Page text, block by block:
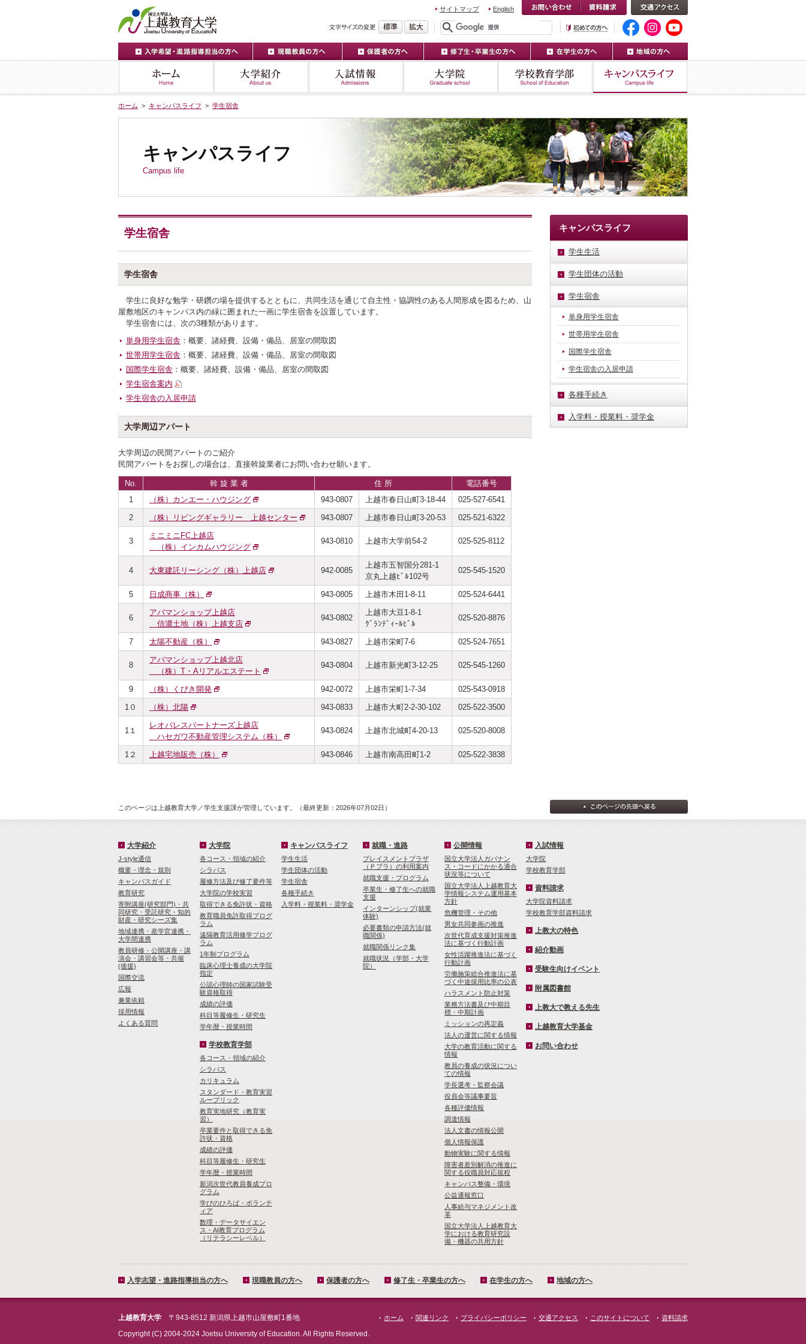
サイトマップ English
ホーム > キャンパスライフ > 学生宿舎
キャンパスライフ
Campus life
学生宿舎
学生宿舎
学生に良好な勉学・研鑽の場を提供するとともに、共同生活を通じて自主性・協調性のある人間形成を図るため、山
屋敷地区のキャンパス内の緑に囲まれた一画に学生宿舎を設置しています。
学生宿舎には、次の3種類があります。
単身用学生宿舎 ：概要、諸経費、設備・備品、居室の間取図
世帯用学生宿舎 ：概要、諸経費、設備・備品、居室の間取図
国際学生宿舎 ：概要、諸経費、設備・備品、居室の間取図
学生宿舎案内
学生宿舎の入居申請
大学周辺アパート
大学周辺の民間アパートのご紹介
民間アパートをお探しの場合は、直接斡旋業者にお問い合わせ願います。
No. 斡 旋 業 者 住 所
電話番号
1
（株）カンエー・ハウジング 943-0807 上越市春日山町3-18-44
025-527-6541
2
（株）リビングギャラリー 上越センター 943-0807 上越市春日山町3-20-53 025-521-6322
3
ミニミニFC上越店
（株）インカムハウジング
943-0810 上越市大学前54-2 025-525-8112
4 大東建託リーシング（株）上越店 942-0085
上越市五智国分281-1
京丸上越ﾋﾞﾙ102号
025-545-1520
5 日成商事（株） 943-0805 上越市木田1-8-11 025-524-6441
6
アパマンショップ上越店
信濃土地（株）上越支店
943-0802
上越市大豆1-8-1
ｸﾞﾗﾝﾃﾞｨｰﾙﾋﾞﾙ
025-520-8876
7 太陽不動産（株） 943-0827 上越市栄町7-6 025-524-7651
8
アパマンショップ上越北店
（株）T・Aリアルエステート
943-0804 上越市新光町3-12-25 025-545-1260
9 （株）くびき開発 942-0072 上越市栄町1-7-34
025-543-0918
1０
（株）北陽 943-0833 上越市大町2-2-30-102 025-522-3500
1１
レオパレスパートナーズ上越店
ハセガワ不動産管理システム（株）
943-0824 上越市北城町4-20-13 025-520-8008
1２ 上越宅地販売（株） 943-0846 上越市南高田町1-2 025-522-3838
キャンパスライフ
学生生活
学生団体の活動
学生宿舎
単身用学生宿舎
世帯用学生宿舎
国際学生宿舎
学生宿舎の入居申請
各種手続き
入学料・授業料・奨学金
このページは上越教育大学／学生支援課が管理しています。（最終更新：2026年07月02日）
大学紹介
J-style通信
概要・理念・規則
キャンパスガイド
教育研究
寄附講座(研究部門)・共
同研究・受託研究・知的
財産・研究シーズ集
地域連携・産学官連携・
大学間連携
教員研修・公開講座・講
演会・講習会等・共催
(後援)
国際交流
広報
兼業依頼
採用情報
よくある質問
大学院
各コース・領域の紹介
シラバス
履修方法及び修了要件等
大学院の学校実習
取得できる免許状・資格
教育職員免許取得プログ
ラム
遠隔教育活用修学プログ
ラム
1年制プログラム
臨床心理士養成の大学院
指定
公認心理師の国家試験受
験資格取得
成績の評価
科目等履修生・研究生
学年暦・授業時間
学校教育学部
各コース・領域の紹介
シラバス
カリキュラム
スタンダード・教育実習
ルーブリック
教育実地研究（教育実
習）
卒業要件と取得できる免
許状・資格
成績の評価
科目等履修生・研究生
学年暦・授業時間
新潟次世代教員養成プロ
グラム
学びのひろば・ボランテ
ィア
数理・­データサイ­エン
ス・A­I教育プロ­グラム
（リ­テラシーレ­ベル）
キャンパスライフ
学生生活
学生団体の活動
学生宿舎
各種手続き
入学料・授業料・奨学金
就職・進路
プレイスメントプラザ
（Ｐプラ）の利用案内
就職支援・プログラム
卒業生・修了生への就職
支援
インターンシップ(就業
体験)
必要書類の申請方法(就
職関係)
就職関係リンク集
就職状況（学部・大学
院）
公開情報
国立大学法人ガバナン
ス・コードにかかる適合
状況等について
国立大学法人上越教育大
学情報システム運用基本
方針
危機管理・その他
男女共同参画の推進
次世代育成支援対策推進
法に基づく行動計画
女性活躍推進法に基づく
行動計画
労働施策総合推進法に基
づく中途採用比率の公表
ハラスメント防止対策
業務方法書及び中期目
標・中期計画
ミッションの再定義
法人の運営に関する情報
大学の教育活動に関する
情報
教員の養成の状況につい
ての情報
学長選考・監察会議
役員会等議事要旨
各種評価情報
調達情報
法人文書の情報公開
個人情報保護
動物実験に関する情報
障害者差別解消の推進に
関する役職員対応規程
キャンパス整備・環境
公益通報窓口
人事給与マネジメント改
革
国立大学法人上越教育大
学における教育研究設
備・機器の共用方針
入試情報
大学院
学校教育学部
資料請求
大学院資料請求
学校教育学部資料請求
上教大の特色
紹介動画
受験生向けイベント
附属図書館
上教大で教える先生
上越教育大学基金
お問い合わせ
入学志望・進路指導担当の方へ 現職教員の方へ 保護者の方へ 修了生・卒業生の方へ 在学生の方へ 地域の方へ
ホーム 関連リンク プライバシーポリシー 交通アクセス このサイトについて 資料請求
上越教育大学 〒943-8512 新潟県上越市山屋敷町1番地
Copyright (C) 2004-2024 Joetsu University of Education. All Rights Reserved.